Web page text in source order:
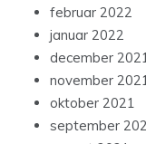
februar 2022
januar 2022
december
november
oktober 2021
september